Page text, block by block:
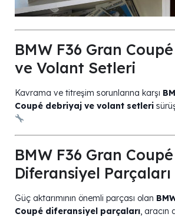
BMW F36 Gran
ve Volant Setleri
Kavrama ve titreşim sorunlarına karşı
Coupé debriyaj ve volant setleri
BMW F36 Gran Coupé
Diferansiyel Parçaları
Güç aktarımının önemli parçası olan
Coupé diferansiyel parçaları, aracın